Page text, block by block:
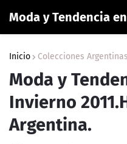
Moda y Tendencia
Inicio Colecciones Argentinas
Moda y
Invierno
Argentina.